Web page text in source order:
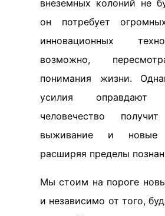
внеземных колоний не
он потребует
инновационных
возможно,
понимания жизни.
усилия
человечество
выживание и новые
расширяя пределы
Мы стоим на пороге
и независимо от того,